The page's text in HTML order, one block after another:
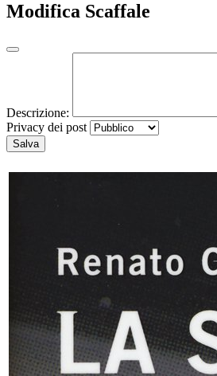
Modifica Scaffale
Descrizione:
Privacy dei post
Salva